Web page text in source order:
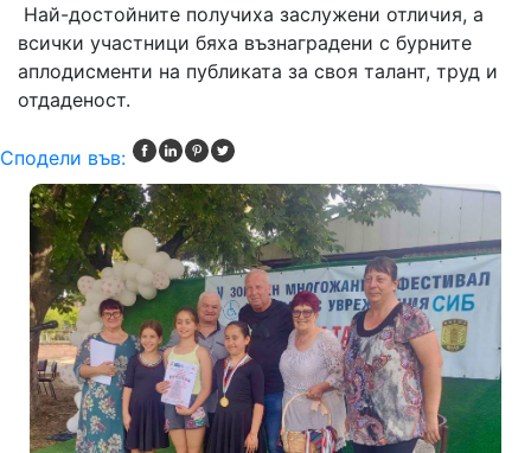
Най-достойните получиха заслужени отличия, а
всички участници бяха възнаградени с бурните
аплодисменти на публиката за своя талант, труд и
отдаденост.
Сподели във: